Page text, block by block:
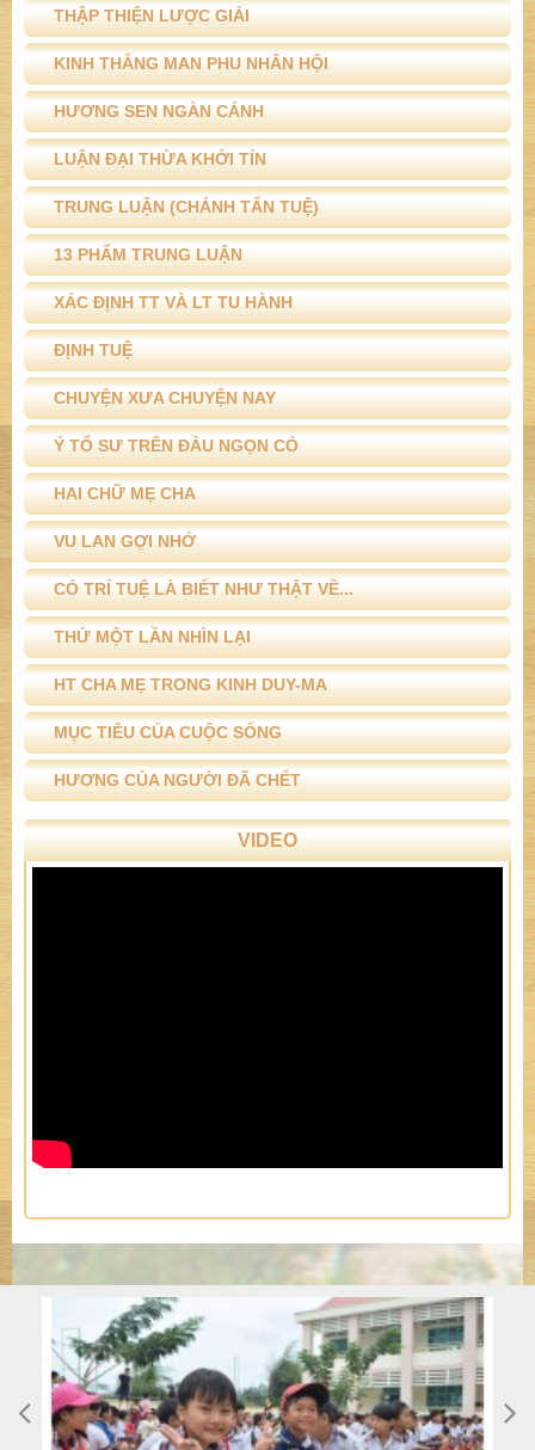
THẬP THIỆN LƯỢC GIẢI
KINH THẮNG MAN PHU NHÂN HỘI
HƯƠNG SEN NGÀN CÁNH
LUẬN ĐẠI THỪA KHỞI TÍN
TRUNG LUẬN (CHÁNH TẤN TUỆ)
13 PHẨM TRUNG LUẬN
XÁC ĐỊNH TT VÀ LT TU HÀNH
ĐỊNH TUỆ
CHUYỆN XƯA CHUYỆN NAY
Ý TỔ SƯ TRÊN ĐẦU NGỌN CỎ
HAI CHỮ MẸ CHA
VU LAN GỢI NHỚ
CÓ TRÍ TUỆ LÀ BIẾT NHƯ THẬT VỀ...
THỬ MỘT LẦN NHÌN LẠI
HT CHA MẸ TRONG KINH DUY-MA
MỤC TIÊU CỦA CUỘC SỐNG
HƯƠNG CỦA NGƯỜI ĐÃ CHẾT
VIDEO